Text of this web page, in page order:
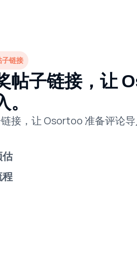
子链接
帖子链接，让
接，让 Osortoo 准备评论导